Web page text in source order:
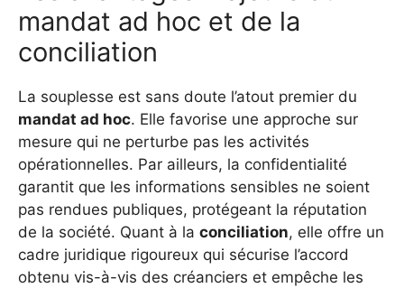
mandat ad hoc et de la
conciliation
La souplesse est sans doute l’atout premier du
mandat ad hoc. Elle favorise une approche sur
mesure qui ne perturbe pas les activités
opérationnelles. Par ailleurs, la confidentialité
garantit que les informations sensibles ne soient
pas rendues publiques, protégeant la réputation
de la société. Quant à la conciliation, elle offre un
cadre juridique rigoureux qui sécurise l’accord
obtenu vis-à-vis des créanciers et empêche les